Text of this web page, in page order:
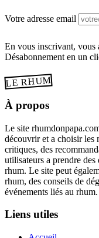
Votre adresse email
En vous inscrivant, vous
Désabonnement en un
LE RHUM
À propos
Le site
découvrir et a choisir les
critiques, des
utilisateurs a prendre
rhum. Le site peut
rhum, des conseils de
événements liés au rhum.
Liens utiles